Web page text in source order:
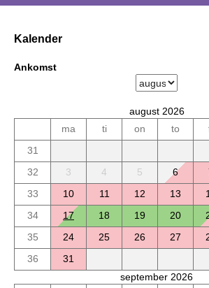
Kalender
Ankomst
august 2026
ma
ti on to
31
32
3 4 5 6
33
10 11 12 13
34
17 18 19 20
35
24 25 26 27
36
31
september 2026